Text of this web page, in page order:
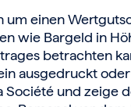
um einen
wie Bargeld in
betrachten
ausgedruckt
Société und zeige